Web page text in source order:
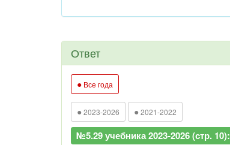
Ответ
● Все года
● 2023-2026 ● 2021-2022
№5.29 учебника 2023-2026 (стр. 10):